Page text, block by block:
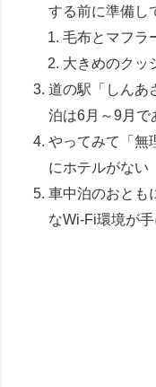
する前に準備し
毛布とマフラ
大きめのクッ
道の駅「しんあ
泊は6月～9月で
やってみて「無
にホテルがない
車中泊のおとも
なWi-Fi環境が